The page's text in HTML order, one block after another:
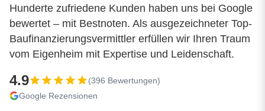
Hunderte zufriedene Kunden haben uns bei Google
bewertet – mit Bestnoten. Als ausgezeichneter Top-
Baufinanzierungsvermittler erfüllen wir Ihren Traum
vom Eigenheim mit Expertise und Leidenschaft.
4.9 (396 Bewertungen)
Google Rezensionen